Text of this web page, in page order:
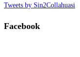
Tweets by Sin2Collahuasi
Facebook